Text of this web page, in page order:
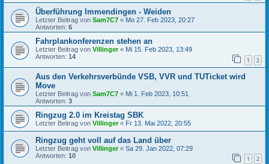
Überführung Immendingen - Weiden
Letzter Beitrag von Sam7C7 « Mo 27. Feb 2023, 20:27
Antworten: 6
Fahrplankonferenzen stehen an
Letzter Beitrag von Villinger« Mi 15. Feb 2023, 13:49
Antworten: 14 1 2
Aus den Verkehrsverbünde VSB, VVR und TUTicket wird
Move
Letzter Beitrag von Sam7C7 « Mi 1. Feb 2023, 10:51
Antworten: 3
Ringzug 2.0 im Kreistag SBK
Letzter Beitrag von Villinger« Fr 13. Mai 2022, 20:55
Ringzug geht voll auf das Land über
Letzter Beitrag von Villinger« Sa 29. Jan 2022, 07:29
Antworten: 10 1 2